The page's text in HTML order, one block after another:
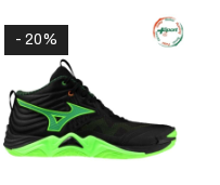
- 11%